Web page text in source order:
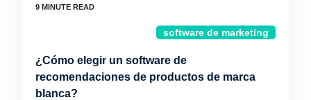
software de marketing
¿Cómo elegir un software de
recomendaciones de productos de marca
blanca?